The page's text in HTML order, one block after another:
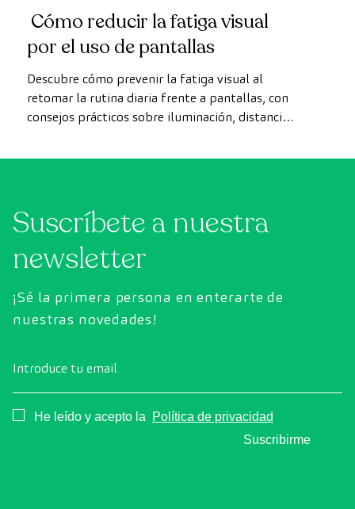
Cómo reducir la fatiga visual
por el uso de pantallas
Descubre cómo prevenir la fatiga visual al
retomar la rutina diaria frente a pantallas, con
consejos prácticos sobre iluminación, distancia
Suscríbete a nuestra
newsletter
¡Sé la primera persona en enterarte de
nuestras novedades!
Introduce tu email
Consentimiento
He leído y acepto la
Política de privacidad
Suscribirme